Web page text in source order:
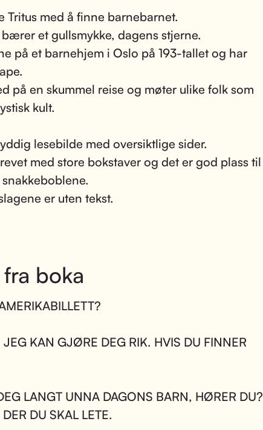
Tritus med å finne barnebarnet.
et gullsmykke, dagens stjerne.
på et barnehjem i Oslo på 193-tallet og har
på en skummel reise og møter ulike folk som
kult.
lesebilde med oversiktlige sider.
med store bokstaver og det er god plass til
er uten tekst.
boka
KAN GJØRE DEG RIK. HVIS DU FINNER
LANGT UNNA DAGONS BARN, HØRER DU?
DU SKAL LETE.